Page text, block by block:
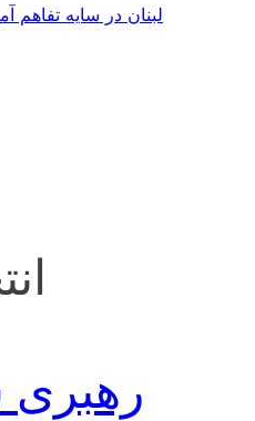
لبنان در سایه تفاهم
رهبری